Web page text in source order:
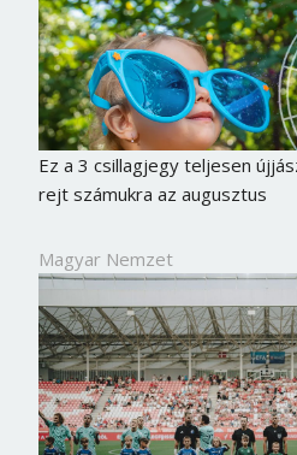
Ez a 3 csillagjegy teljesen
rejt számukra az augusztus
Magyar Nemzet